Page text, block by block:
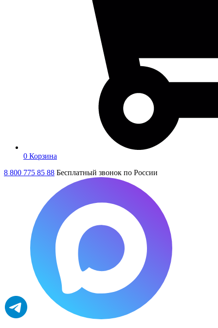
0 Корзина
8 800 775 85 88 Бесплатный звонок по России